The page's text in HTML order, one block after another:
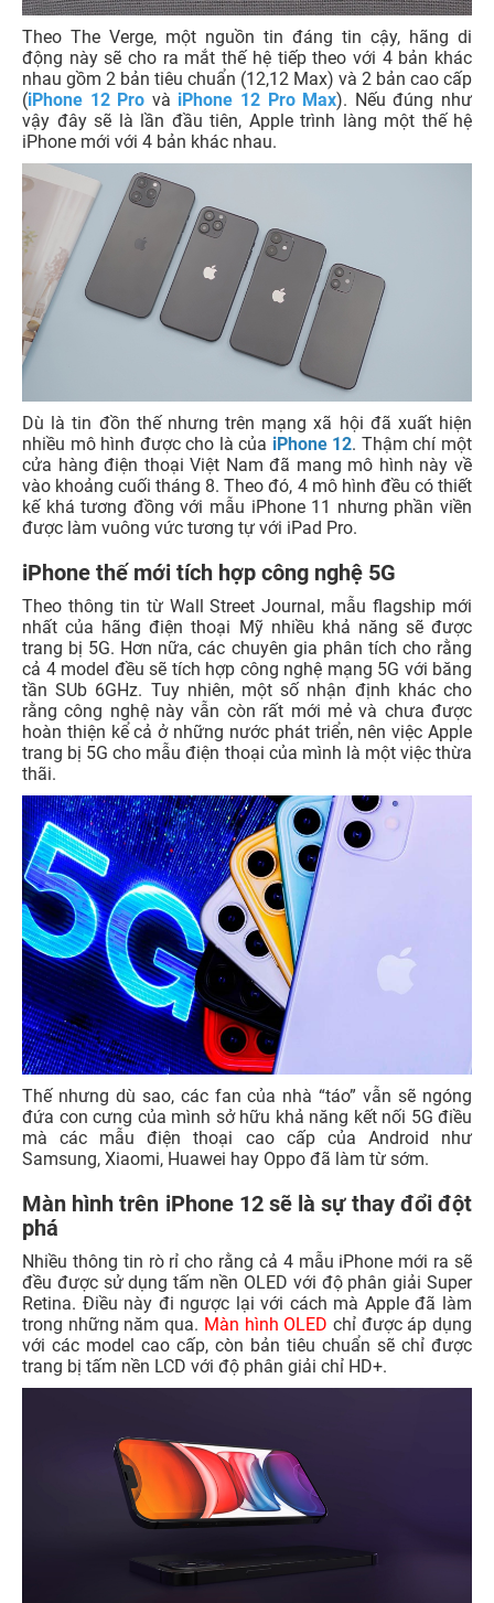
Theo The Verge, một nguồn tin đáng tin cậy, hãng di
động này sẽ cho ra mắt thế hệ tiếp theo với 4 bản khác
nhau gồm 2 bản tiêu chuẩn (12,12 Max) và 2 bản cao cấp
(iPhone 12 Pro và iPhone 12 Pro Max). Nếu đúng như
vậy đây sẽ là lần đầu tiên, Apple trình làng một thế hệ
iPhone mới với 4 bản khác nhau.
Dù là tin đồn thế nhưng trên mạng xã hội đã xuất hiện
nhiều mô hình được cho là của iPhone 12. Thậm chí một
cửa hàng điện thoại Việt Nam đã mang mô hình này về
vào khoảng cuối tháng 8. Theo đó, 4 mô hình đều có thiết
kế khá tương đồng với mẫu iPhone 11 nhưng phần viền
được làm vuông vức tương tự với iPad Pro.
iPhone thế mới tích hợp công nghệ 5G
Theo thông tin từ Wall Street Journal, mẫu flagship mới
nhất của hãng điện thoại Mỹ nhiều khả năng sẽ được
trang bị 5G. Hơn nữa, các chuyên gia phân tích cho rằng
cả 4 model đều sẽ tích hợp công nghệ mạng 5G với băng
tần SUb 6GHz. Tuy nhiên, một số nhận định khác cho
rằng công nghệ này vẫn còn rất mới mẻ và chưa được
hoàn thiện kể cả ở những nước phát triển, nên việc Apple
trang bị 5G cho mẫu điện thoại của mình là một việc thừa
thãi.
Thế nhưng dù sao, các fan của nhà “táo” vẫn sẽ ngóng
đứa con cưng của mình sở hữu khả năng kết nối 5G điều
mà các mẫu điện thoại cao cấp của Android như
Samsung, Xiaomi, Huawei hay Oppo đã làm từ sớm.
Màn hình trên iPhone 12 sẽ là sự thay đổi đột
phá
Nhiều thông tin rò rỉ cho rằng cả 4 mẫu iPhone mới ra sẽ
đều được sử dụng tấm nền OLED với độ phân giải Super
Retina. Điều này đi ngược lại với cách mà Apple đã làm
trong những năm qua. Màn hình OLED chỉ được áp dụng
với các model cao cấp, còn bản tiêu chuẩn sẽ chỉ được
trang bị tấm nền LCD với độ phân giải chỉ HD+.